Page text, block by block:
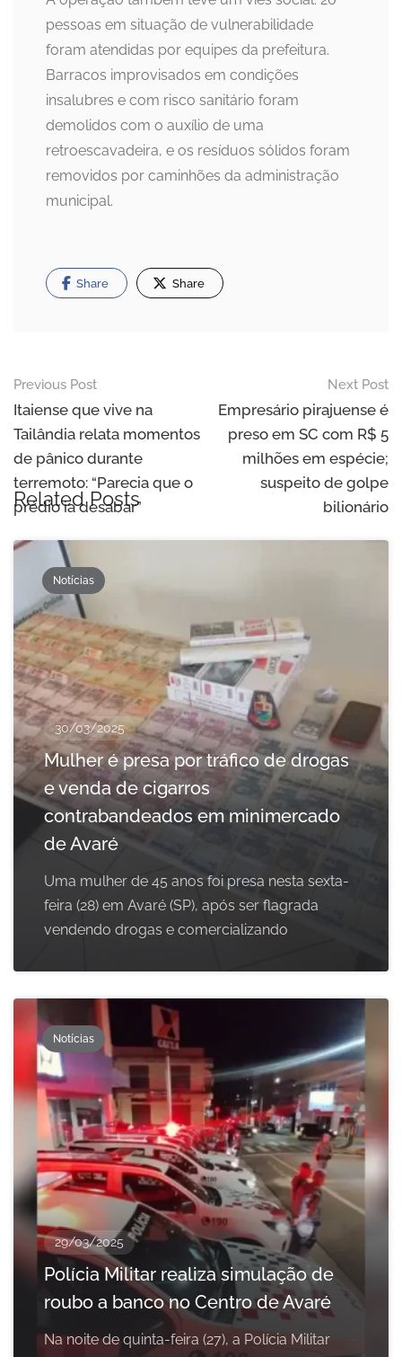
pessoas em situação de vulnerabilidade
foram atendidas por equipes da prefeitura.
Barracos improvisados em condições
insalubres e com risco sanitário foram
demolidos com o auxílio de uma
retroescavadeira, e os resíduos sólidos foram
removidos por caminhões da administração
municipal.
Share Share
Post
navigation
Previous Post
Itaiense que vive na
Tailândia relata momentos
de pânico durante
terremoto: “Parecia que o
prédio ia desabar”
Next Post
Empresário pirajuense é
preso em SC com R$ 5
milhões em espécie;
suspeito de golpe
bilionário
Related Posts
Notícias
30/03/2025
Mulher é presa por tráfico de drogas
e venda de cigarros
contrabandeados em minimercado
de Avaré
Uma mulher de 45 anos foi presa nesta sexta-
feira (28) em Avaré (SP), após ser flagrada
vendendo drogas e comercializando
Notícias
29/03/2025
Polícia Militar realiza simulação de
roubo a banco no Centro de Avaré
Na noite de quinta-feira (27), a Polícia Militar